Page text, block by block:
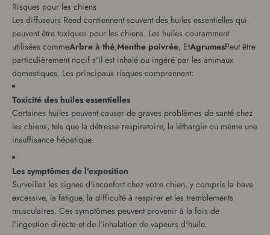
Risques pour les chiens
Les diffuseurs Reed contiennent souvent des huiles essentielles qui
peuvent être toxiques pour les chiens. Les huiles couramment
utilisées commeArbre à thé,Menthe poivrée, EtAgrumesPeut être
particulièrement nocif s'il est inhalé ou ingéré par les animaux
domestiques. Les principaux risques comprennent:
Toxicité des huiles essentielles
Certaines huiles peuvent causer de graves problèmes de santé chez
les chiens, tels que la détresse respiratoire, la léthargie ou même une
insuffisance hépatique.
Les symptômes de l'exposition
Surveillez les signes d'inconfort chez votre chien, y compris la bave
excessive, la fatigue, la difficulté à respirer et les tremblements
musculaires. Ces symptômes peuvent provenir à la fois de
l'ingestion directe et de l'inhalation de vapeurs d'huile.